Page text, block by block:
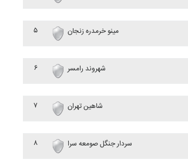
۵ مينو خرمدره زنجان
۶ شهروند رامسر
۷ شاهين تهران
۸ سردار جنگل صومعه سرا